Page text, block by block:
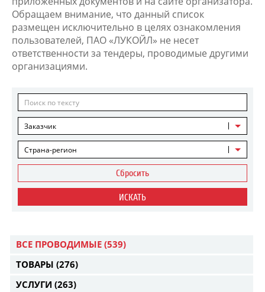
Обращаем внимание, что данный список
размещен исключительно в целях ознакомления
пользователей, ПАО «ЛУКОЙЛ» не несет
ответственности за тендеры, проводимые другими
организациями.
Заказчик
Страна-регион
Сбросить
ИСКАТЬ
ВСЕ ПРОВОДИМЫЕ (539)
ТОВАРЫ (276)
УСЛУГИ (263)